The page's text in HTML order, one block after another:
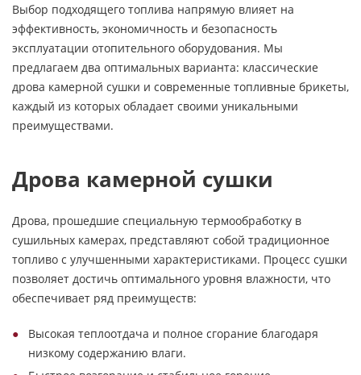
Выбор подходящего топлива напрямую влияет на
эффективность, экономичность и безопасность
эксплуатации отопительного оборудования. Мы
предлагаем два оптимальных варианта: классические
дрова камерной сушки и современные топливные брикеты,
каждый из которых обладает своими уникальными
преимуществами.
Дрова камерной сушки
Дрова, прошедшие специальную термообработку в
сушильных камерах, представляют собой традиционное
топливо с улучшенными характеристиками. Процесс сушки
позволяет достичь оптимального уровня влажности, что
обеспечивает ряд преимуществ:
Высокая теплоотдача и полное сгорание благодаря
низкому содержанию влаги.